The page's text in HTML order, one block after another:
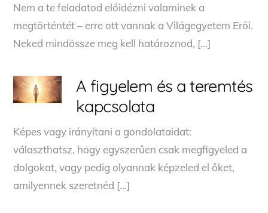
Nem a te feladatod előidézni valaminek a
megtörténtét – erre ott vannak a Világegyetem Erői.
Neked mindössze meg kell határoznod, […]
A figyelem és a teremtés
kapcsolata
Képes vagy irányítani a gondolataidat:
választhatsz, hogy egyszerűen csak megfigyeled a
dolgokat, vagy pedig olyannak képzeled el őket,
amilyennek szeretnéd […]